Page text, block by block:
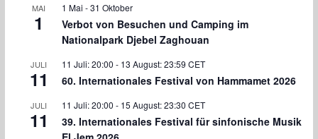
MAI
1
1 Mai -31 Oktober
Verbot von Besuchen und Camping im
Nationalpark Djebel Zaghouan
JULI
11
11 Juli: 20:00 - 13 August: 23:59 CET
60. Internationales Festival von Hammamet 2026
JULI
11
11 Juli: 20:00 - 15 August: 23:30 CET
39. Internationales Festival für sinfonische Musik